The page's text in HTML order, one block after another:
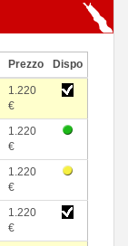
Prezzo Dispo
1.220
€
1.220
€
1.220
€
1.220
€